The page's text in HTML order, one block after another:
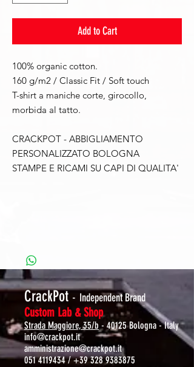
Add to Cart
100% organic cotton.
160 g/m2 / Classic Fit / Soft touch
T-shirt a maniche corte, girocollo,
morbida al tatto.
CRACKPOT - ABBIGLIAMENTO
PERSONALIZZATO BOLOGNA
STAMPE E RICAMI SU CAPI DI QUALITA'
CrackPot- Independent Brand
Custom Lab & Shop
Strada Maggiore, 35/b - 40125 Bologna - Italy
info@crackpot.it
amministrazione@crackpot.it
051 4119434/+39 328 9383875